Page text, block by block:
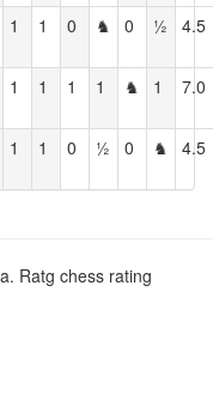
1 1 0 ♞ 0 ½ 4.5
1 1 1 1 ♞ 1 7.0
1 1 0 ½ 0 ♞ 4.5
Ratg chess rating